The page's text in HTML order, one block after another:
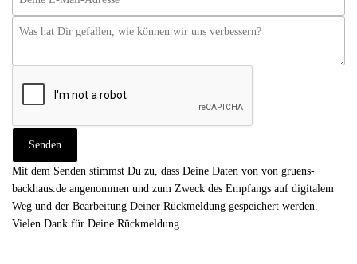
Mit dem Senden stimmst Du zu, dass Deine Daten von von gruens-
backhaus.de angenommen und zum Zweck des Empfangs auf digitalem
Weg und der Bearbeitung Deiner Rückmeldung gespeichert werden.
Vielen Dank für Deine Rückmeldung.